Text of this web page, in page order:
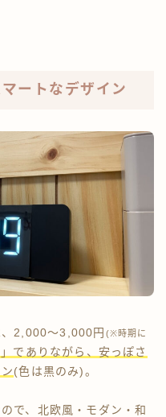
ートなデザイン
、2,000〜3,000円 (※時期に
」でありながら、安っぽさ
(色は黒のみ)。
で、北欧風・モダン・和